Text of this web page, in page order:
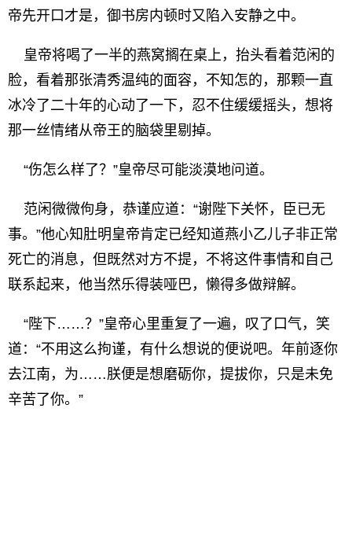
帝先开口才是，御书房内顿时又陷入安静之中。
皇帝将喝了一半的燕窝搁在桌上，抬头看着范闲的
脸，看着那张清秀温纯的面容，不知怎的，那颗一直
冰冷了二十年的心动了一下，忍不住缓缓摇头，想将
那一丝情绪从帝王的脑袋里剔掉。
“伤怎么样了？”皇帝尽可能淡漠地问道。
范闲微微佝身，恭谨应道：“谢陛下关怀，臣已无
事。”他心知肚明皇帝肯定已经知道燕小乙儿子非正常
死亡的消息，但既然对方不提，不将这件事情和自己
联系起来，他当然乐得装哑巴，懒得多做辩解。
“陛下……？”皇帝心里重复了一遍，叹了口气，笑
道：“不用这么拘谨，有什么想说的便说吧。年前逐你
去江南，为……朕便是想磨砺你，提拔你，只是未免
辛苦了你。”